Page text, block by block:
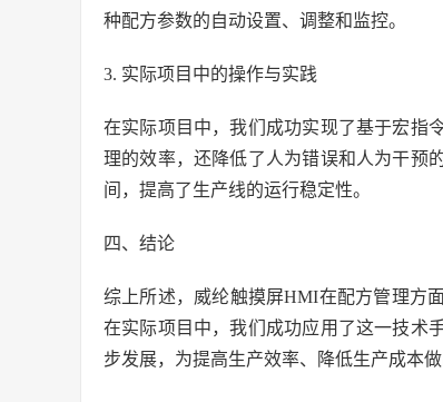
种配方参数的自动设置、调整和监控。
3. 实际项目中的操作与实践
在实际项目中，我们成功实现了基于宏指
理的效率，还降低了人为错误和人为干预
间，提高了生产线的运行稳定性。
四、结论
综上所述，威纶触摸屏HMI在配方管理方
在实际项目中，我们成功应用了这一技术
步发展，为提高生产效率、降低生产成本做